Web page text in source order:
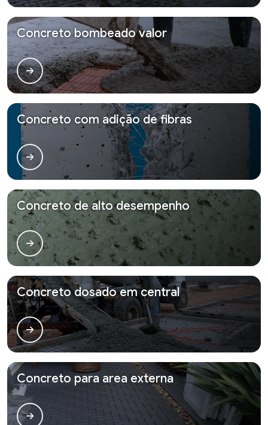
Concreto bombeado valor
Concreto com adição de fibras
Concreto de alto desempenho
Concreto dosado em central
Concreto para area externa